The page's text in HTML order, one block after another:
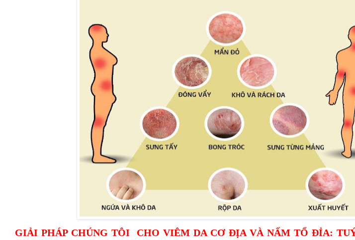
GIẢI PHÁP CHÚNG TÔI CHO VIÊM DA CƠ ĐỊA VÀ NẤM TỔ ĐỈA: